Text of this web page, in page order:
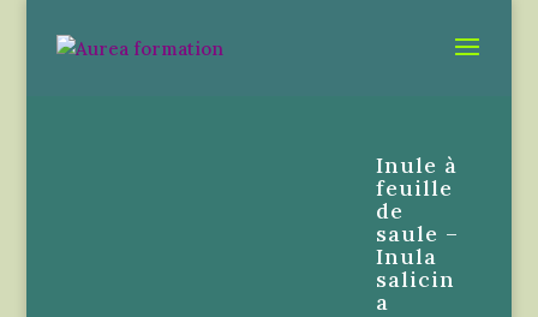
Inule à
feuille
de
saule –
Inula
salicin
a